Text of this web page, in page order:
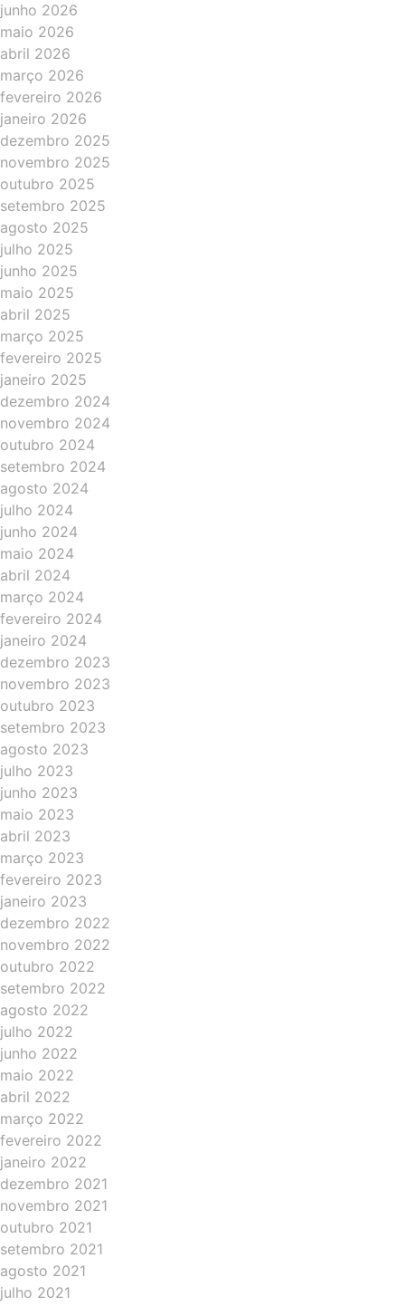
junho 2026
maio 2026
abril 2026
março 2026
fevereiro 2026
janeiro 2026
dezembro 2025
novembro 2025
outubro 2025
setembro 2025
agosto 2025
julho 2025
junho 2025
maio 2025
abril 2025
março 2025
fevereiro 2025
janeiro 2025
dezembro 2024
novembro 2024
outubro 2024
setembro 2024
agosto 2024
julho 2024
junho 2024
maio 2024
abril 2024
março 2024
fevereiro 2024
janeiro 2024
dezembro 2023
novembro 2023
outubro 2023
setembro 2023
agosto 2023
julho 2023
junho 2023
maio 2023
abril 2023
março 2023
fevereiro 2023
janeiro 2023
dezembro 2022
novembro 2022
outubro 2022
setembro 2022
agosto 2022
julho 2022
junho 2022
maio 2022
abril 2022
março 2022
fevereiro 2022
janeiro 2022
dezembro 2021
novembro 2021
outubro 2021
setembro 2021
agosto 2021
julho 2021